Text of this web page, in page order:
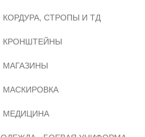
КОРДУРА, СТРОПЫ И ТД
КРОНШТЕЙНЫ
МАГАЗИНЫ
МАСКИРОВКА
МЕДИЦИНА